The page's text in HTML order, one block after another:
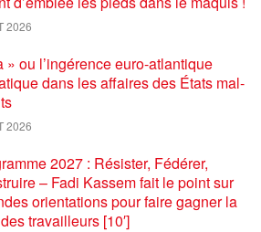
2026
» ou l’ingérence euro-atlantique
dans les affaires des États mal-
2026
2027 : Résister, Fédérer,
– Fadi Kassem fait le point sur
orientations pour faire gagner la
travailleurs [10′]